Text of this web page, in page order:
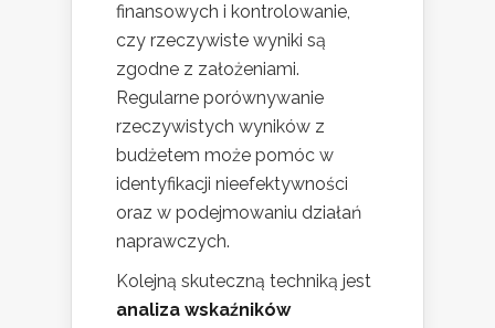
finansowych i kontrolowanie,
czy rzeczywiste wyniki są
zgodne z założeniami.
Regularne porównywanie
rzeczywistych wyników z
budżetem może pomóc w
identyfikacji nieefektywności
oraz w podejmowaniu działań
naprawczych.
Kolejną skuteczną techniką jest
analiza wskaźników